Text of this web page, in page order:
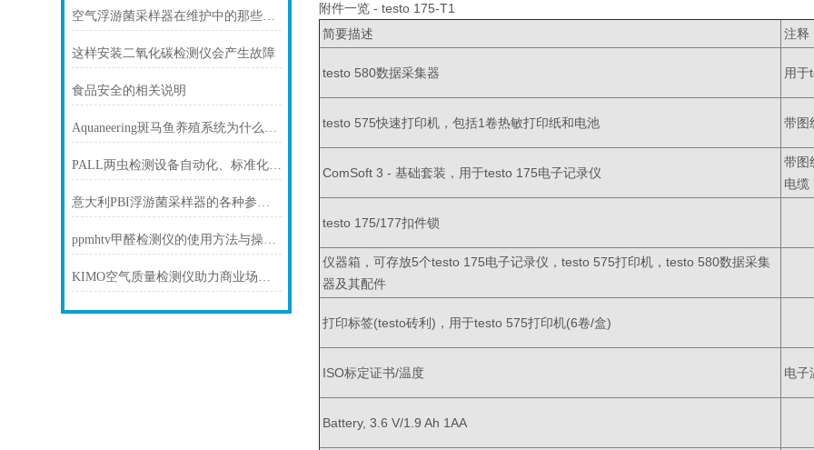
空气浮游菌采样器在维护中的那些小窍门
这样安装二氧化碳检测仪会产生故障
食品安全的相关说明
Aquaneering斑马鱼养殖系统为什么这么火
PALL两虫检测设备自动化、标准化程度高
意大利PBI浮游菌采样器的各种参数设定要求
ppmhtv甲醛检测仪的使用方法与操作指南
KIMO空气质量检测仪助力商业场所打造优质空气环境
附件一览 - testo 175-T1
简要描述
注释
testo 580数据采集器 用于
testo 575快速打印机，包括1卷热敏打印纸和电池 带图
ComSoft 3 - 基础套装，用于testo 175电子记录仪
带图
电缆
testo 175/177扣件锁
仪器箱，可存放5个testo 175电子记录仪，testo 575打印机，testo 580数据采集
器及其配件
打印标签(testo砖利)，用于testo 575打印机(6卷/盒)
ISO标定证书/温度 电子
Battery, 3.6 V/1.9 Ah 1AA